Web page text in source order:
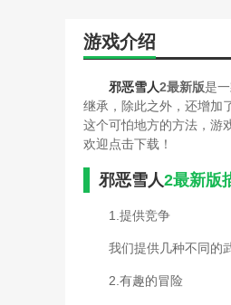
游戏介绍
邪恶雪人2最新版是
继承，除此之外，还增加
这个可怕地方的方法，游
欢迎点击下载！
邪恶雪人2最新版
1.提供竞争
我们提供几种不同的
2.有趣的冒险